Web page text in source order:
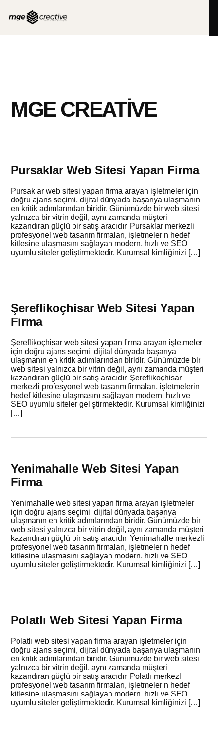
MGE CREATIVE
Pursaklar Web Sitesi Yapan Firma
Pursaklar web sitesi yapan firma arayan işletmeler için
doğru ajans seçimi, dijital dünyada başarıya ulaşmanın
en kritik adımlarından biridir. Günümüzde bir web sitesi
yalnızca bir vitrin değil, aynı zamanda müşteri
kazandıran güçlü bir satış aracıdır. Pursaklar merkezli
profesyonel web tasarım firmaları, işletmelerin hedef
kitlesine ulaşmasını sağlayan modern, hızlı ve SEO
uyumlu siteler geliştirmektedir. Kurumsal kimliğinizi […]
Şereflikoçhisar Web Sitesi Yapan
Firma
Şereflikoçhisar web sitesi yapan firma arayan işletmeler
için doğru ajans seçimi, dijital dünyada başarıya
ulaşmanın en kritik adımlarından biridir. Günümüzde bir
web sitesi yalnızca bir vitrin değil, aynı zamanda müşteri
kazandıran güçlü bir satış aracıdır. Şereflikoçhisar
merkezli profesyonel web tasarım firmaları, işletmelerin
hedef kitlesine ulaşmasını sağlayan modern, hızlı ve
SEO uyumlu siteler geliştirmektedir. Kurumsal kimliğinizi
[…]
Yenimahalle Web Sitesi Yapan
Firma
Yenimahalle web sitesi yapan firma arayan işletmeler
için doğru ajans seçimi, dijital dünyada başarıya
ulaşmanın en kritik adımlarından biridir. Günümüzde bir
web sitesi yalnızca bir vitrin değil, aynı zamanda müşteri
kazandıran güçlü bir satış aracıdır. Yenimahalle merkezli
profesyonel web tasarım firmaları, işletmelerin hedef
kitlesine ulaşmasını sağlayan modern, hızlı ve SEO
uyumlu siteler geliştirmektedir. Kurumsal kimliğinizi […]
Polatlı Web Sitesi Yapan Firma
Polatlı web sitesi yapan firma arayan işletmeler için
doğru ajans seçimi, dijital dünyada başarıya ulaşmanın
en kritik adımlarından biridir. Günümüzde bir web sitesi
yalnızca bir vitrin değil, aynı zamanda müşteri
kazandıran güçlü bir satış aracıdır. Polatlı merkezli
profesyonel web tasarım firmaları, işletmelerin hedef
kitlesine ulaşmasını sağlayan modern, hızlı ve SEO
uyumlu siteler geliştirmektedir. Kurumsal kimliğinizi […]